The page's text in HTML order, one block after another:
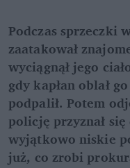
Podczas sprzeczki
zaatakował
wyciągnął jego
gdy kapłan oblał
podpalił. Potem
policję przyznał
wyjątkowo niskie
już, co zrobi